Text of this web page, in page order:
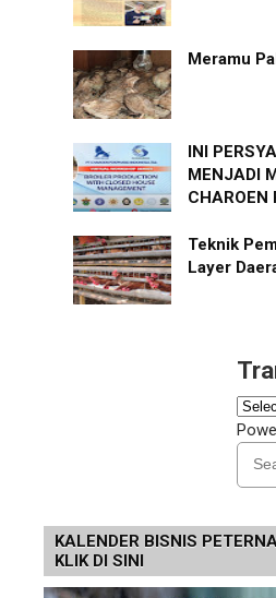
Meramu
INI
MENJADI
CHAROEN
Teknik
Layer
KALENDER BISNIS
KLIK DI SINI